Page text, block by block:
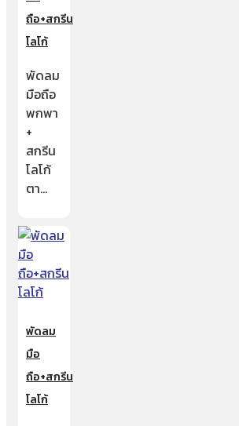
ถือ+สกรีน
โลโก้
พัดลม
มือถือ
พกพา
+
สกรีน
โลโก้
ตา…
พัดลม
มือ
ถือ+สกรีน
โลโก้